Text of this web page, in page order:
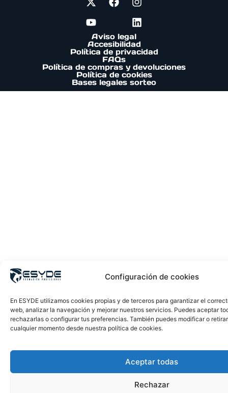
Configuración de cookies
En ESYDE utilizamos cookies propias y de terceros para garantizar el
web, analizar la navegación y mejorar nuestros servicios. Puedes aceptar
rechazarlas o configurar tus preferencias. También puedes modificar o
cualquier momento desde nuestra política de cookies.
Aceptar todas
Rechazar
Aviso legal
Accesibilidad
Política de privacidad
FAQs
Política de compras y devoluciones
Política de cookies
Bases legales sorteo